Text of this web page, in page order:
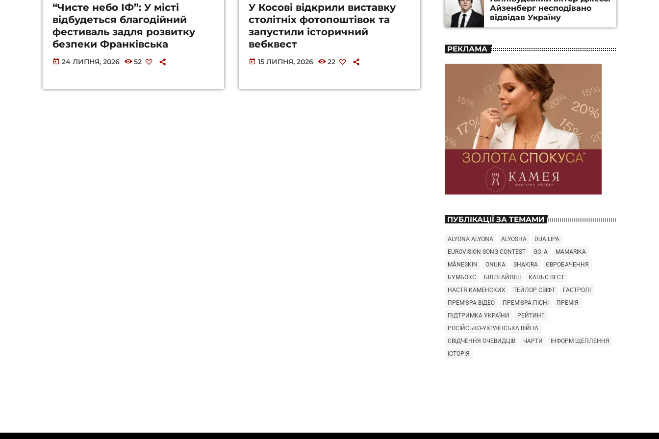
“Чисте небо ІФ”: У місті
відбудеться благодійний
фестиваль задля розвитку
безпеки Франківська
today 24 ЛИПНЯ, 2026 52
У Косові відкрили виставку
столітніх фотопоштівок та
запустили історичний
вебквест
today 15 ЛИПНЯ, 2026 22
Айзенберг несподівано
відвідав Україну
РЕКЛАМА
ПУБЛІКАЦІЇ ЗА ТЕМАМИ
ALYONA ALYONA ALYOSHA
DUA LIPA
EUROVISION SONG CONTEST
GO_A
MAMARIKA
MÅNESKIN
ONUKA SHAKIRA
ЄВРОБАЧЕННЯ
БУМБОКС
БІЛЛІ АЙЛІШ
КАНЬЄ ВЕСТ
НАСТЯ КАМЕНСКИХ
ТЕЙЛОР СВІФТ
ГАСТРОЛІ
ПРЕМ'ЄРА ВІДЕО
ПРЕМ'ЄРА ПІСНІ
ПРЕМІЯ
ПІДТРИМКА УКРАЇНИ
РЕЙТИНГ
РОСІЙСЬКО-УКРАЇНСЬКА ВІЙНА
СВІДЧЕННЯ ОЧЕВИДЦІВ
ЧАРТИ
ІНФОРМ ЩЕПЛЕННЯ
ІСТОРІЯ